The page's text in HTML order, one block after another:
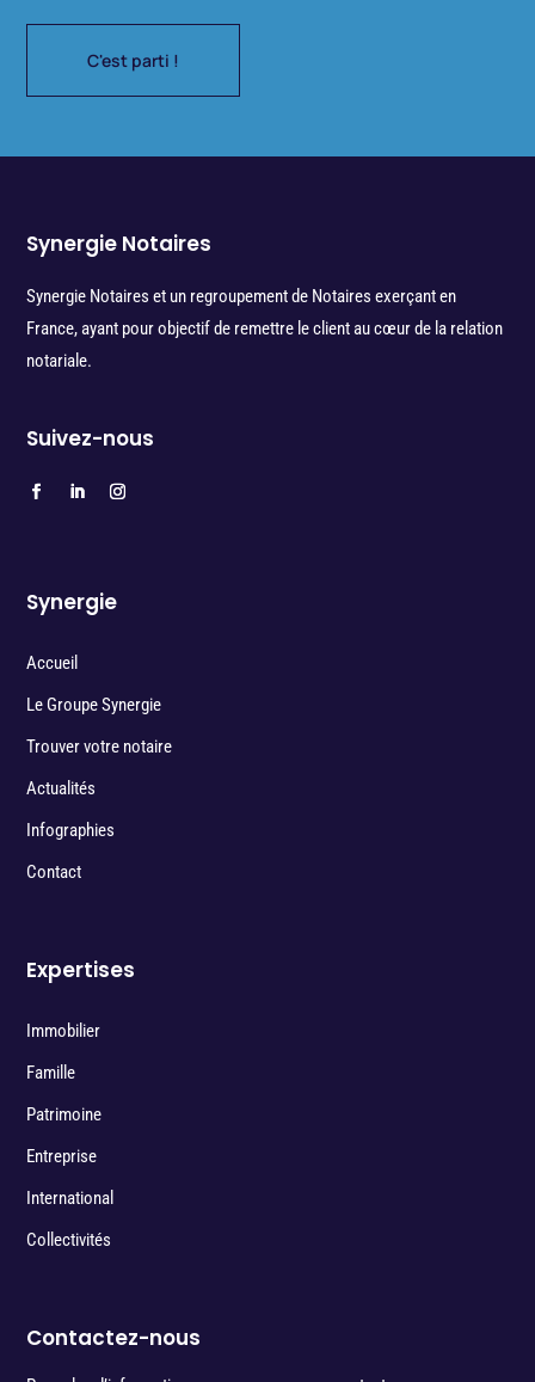
C'est parti !
Synergie Notaires
Synergie Notaires et un regroupement de Notaires exerçant en
France, ayant pour objectif de remettre le client au cœur de la relation
notariale.
Suivez-nous
Synergie
Accueil
Le Groupe Synergie
Trouver votre notaire
Actualités
Infographies
Contact
Expertises
Immobilier
Famille
Patrimoine
Entreprise
International
Collectivités
Contactez-nous